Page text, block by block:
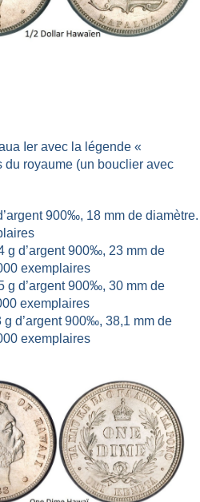
Ier avec la légende «
du royaume (un bouclier avec
900‰, 18 mm de diamètre.
g d’argent 900‰, 23 mm de
exemplaires
g d’argent 900‰, 30 mm de
exemplaires
g d’argent 900‰, 38,1 mm de
exemplaires